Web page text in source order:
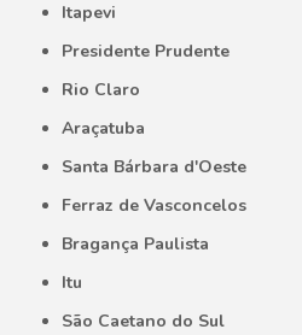
Itapevi
Presidente Prudente
Rio Claro
Araçatuba
Santa Bárbara d'Oeste
Ferraz de Vasconcelos
Bragança Paulista
Itu
São Caetano do Sul